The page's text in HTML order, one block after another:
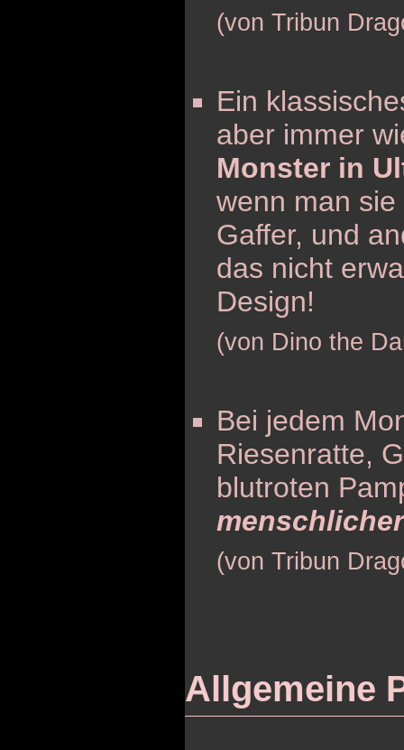
(von Tribun
Ein
aber immer
Monster in
wenn man
Gaffer, und
das nicht
Design!
(von Dino the
Bei jedem
Riesenratte,
blutroten
menschlicher
(von Tribun
Allgemeine